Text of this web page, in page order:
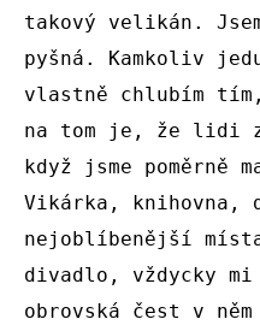
takový velikán.
pyšná. Kamkoliv
vlastně chlubím
na tom je, že lidi
když jsme poměrně
Vikárka, knihovna,
nejoblíbenější
divadlo, vždycky
obrovská čest v